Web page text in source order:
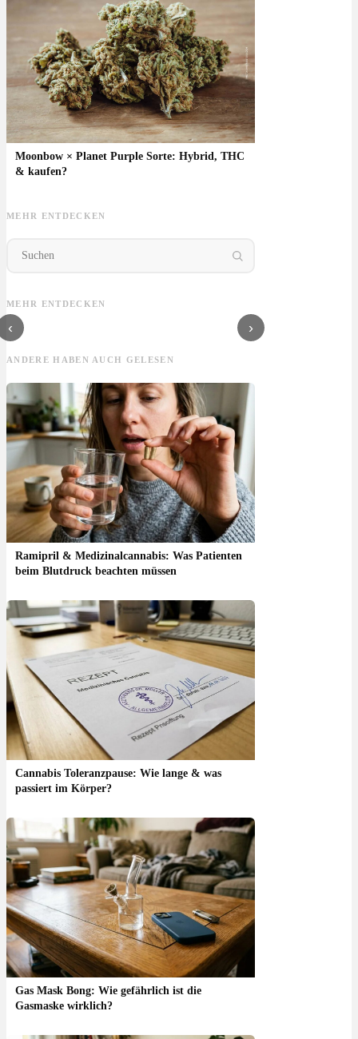
Moonbow × Planet Purple Sorte: Hybrid, THC
& kaufen?
MEHR ENTDECKEN
MEHR ENTDECKEN
‹ ›
ANDERE HABEN AUCH GELESEN
Ramipril & Medizinalcannabis: Was Patienten
beim Blutdruck beachten müssen
Cannabis Toleranzpause: Wie lange & was
passiert im Körper?
Gas Mask Bong: Wie gefährlich ist die
Gasmaske wirklich?